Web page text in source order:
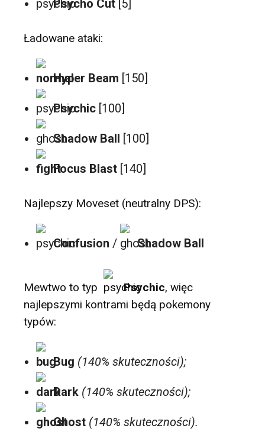
Psycho Cut [5]
Ładowane ataki:
Hyper Beam [150]
Psychic [100]
Shadow Ball [100]
Focus Blast [140]
Najlepszy Moveset (neutralny DPS):
Confusion/ Shadow Ball
Mewtwo to typ Psychic, więc
najlepszymi kontrami będą pokemony
typów:
Bug (140% skuteczności);
Dark (140% skuteczności);
Ghost (140% skuteczności).